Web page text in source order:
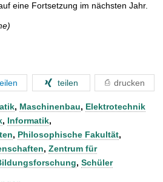
eine Fortsetzung im nächsten Jahr.
teilen drucken
, Maschinenbau, Elektrotechnik
, Informatik,
, Philosophische Fakultät,
, Zentrum für
, Schüler